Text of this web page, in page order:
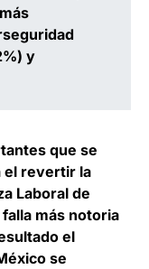
y
que se
el revertir la
Laboral de
más notoria
el
se